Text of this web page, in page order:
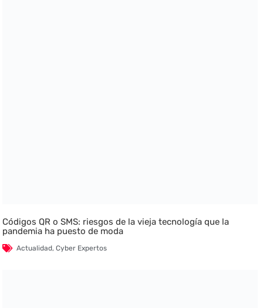
Códigos QR o SMS: riesgos de la vieja tecnología que la
pandemia ha puesto de moda
Actualidad,Cyber Expertos